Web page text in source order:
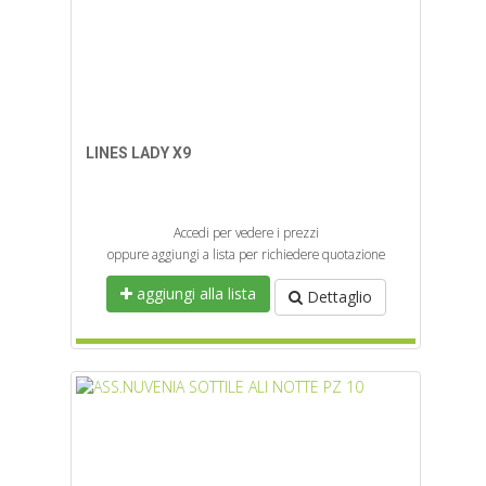
LINES LADY X9
Accedi per vedere i prezzi
oppure aggiungi a lista per richiedere quotazione
aggiungi alla lista Dettaglio